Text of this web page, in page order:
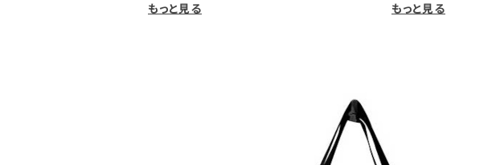
もっと見る
もっと見る